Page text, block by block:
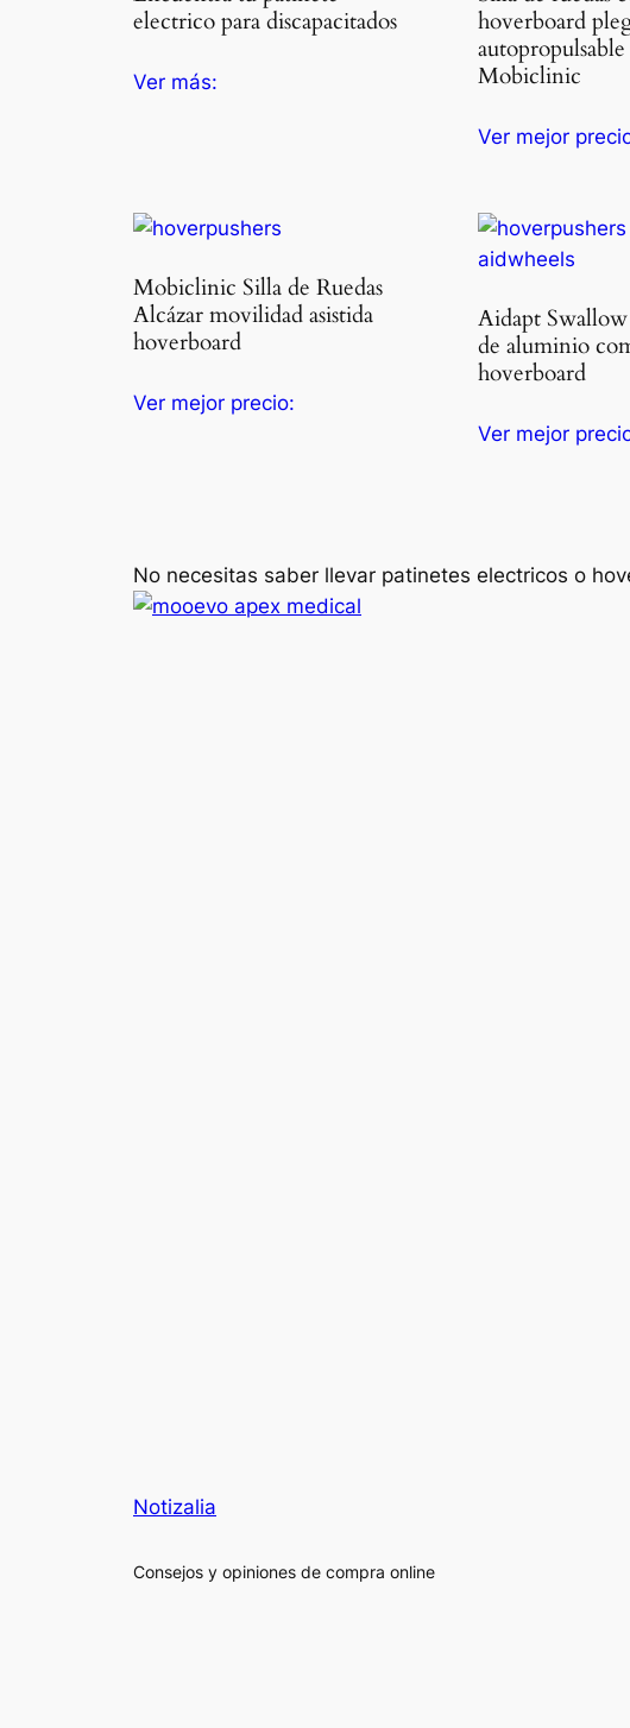
electrico para discapacitados
Ver más:
hoverboard
Mobiclinic
Ver mejor
Mobiclinic Silla de Ruedas
Alcázar movilidad asistida
hoverboard
Ver mejor precio:
Aidapt Swallow
de aluminio
hoverboard
Ver mejor
No necesitas saber llevar patinetes electricos o
Notizalia
Consejos y opiniones de compra online